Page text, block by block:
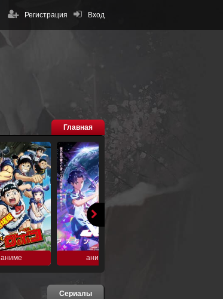
Вход
Регистрация
Главная
аниме аниме
Сериалы